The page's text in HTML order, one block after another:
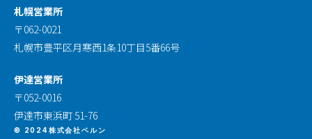
札幌営業所
〒062-0021
札幌市豊平区月寒西1条10丁目5番66号
伊達営業所
〒052-0016
伊達市東浜町 51-76
© 2024株式会社ベルン